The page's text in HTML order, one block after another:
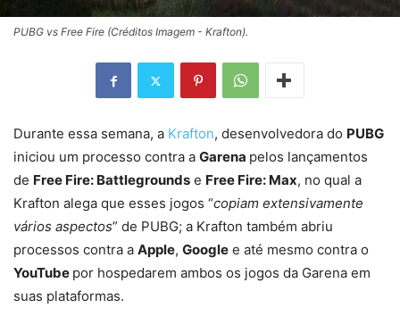
PUBG vs Free Fire (Créditos Imagem - Krafton).
Durante essa semana, a Krafton, desenvolvedora do PUBG
iniciou um processo contra a Garena pelos lançamentos
de Free Fire: Battlegrounds e Free Fire: Max, no qual a
Krafton alega que esses jogos “copiam extensivamente
vários aspectos” de PUBG; a Krafton também abriu
processos contra a Apple, Google e até mesmo contra o
YouTube por hospedarem ambos os jogos da Garena em
suas plataformas.